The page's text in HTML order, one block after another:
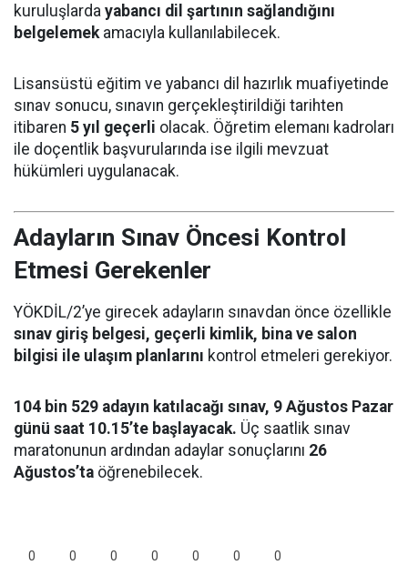
kuruluşlarda yabancı dil şartının sağlandığını
belgelemekamacıyla kullanılabilecek.
Lisansüstü eğitim ve yabancı dil hazırlık muafiyetinde
sınav sonucu, sınavın gerçekleştirildiği tarihten
itibaren 5 yıl geçerli olacak. Öğretim elemanı kadroları
ile doçentlik başvurularında ise ilgili mevzuat
hükümleri uygulanacak.
Adayların Sınav Öncesi Kontrol
Etmesi Gerekenler
YÖKDİL/2’ye girecek adayların sınavdan önce özellikle
sınav giriş belgesi, geçerli kimlik, bina ve salon
bilgisi ile ulaşım planlarını kontrol etmeleri gerekiyor.
104 bin 529 adayın katılacağı sınav, 9 Ağustos Pazar
günü saat 10.15’te başlayacak. Üç saatlik sınav
maratonunun ardından adaylar sonuçlarını 26
Ağustos’ta öğrenebilecek.
0 0 0 0 0 0 0